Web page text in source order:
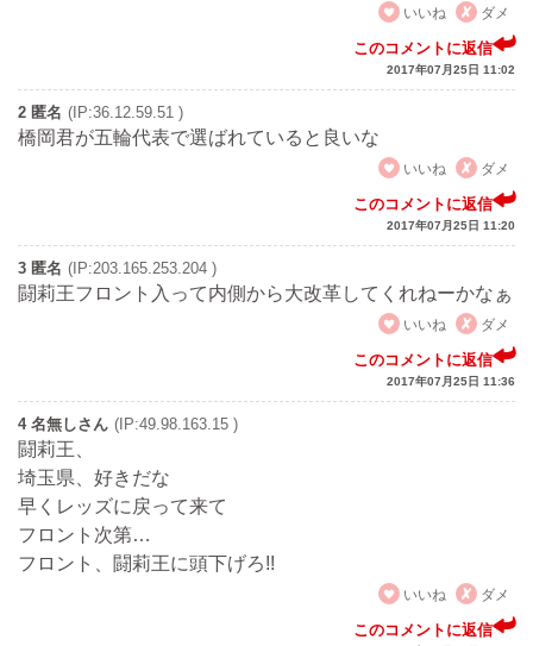
いいね
ダメ
このコメントに返信
2017年07月25日 11:02
2 匿名 (IP:36.12.59.51 )
橋岡君が五輪代表で選ばれていると良いな
いいね
ダメ
このコメントに返信
2017年07月25日 11:20
3 匿名 (IP:203.165.253.204 )
闘莉王フロント入って内側から大改革してくれねーかなぁ
いいね
ダメ
このコメントに返信
2017年07月25日 11:36
4 名無しさん (IP:49.98.163.15 )
闘莉王、
埼玉県、好きだな
早くレッズに戻って来て
フロント次第…
フロント、闘莉王に頭下げろ!!
いいね
ダメ
このコメントに返信